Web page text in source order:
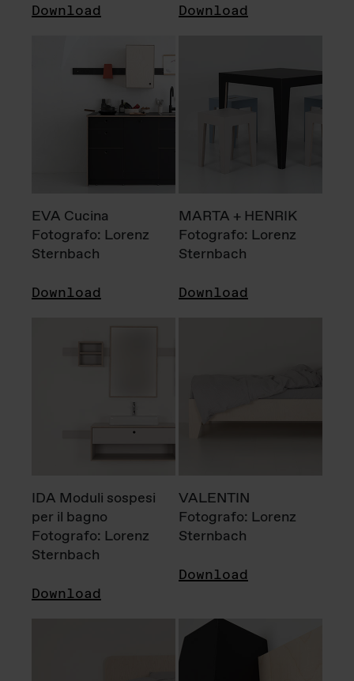
Download Download
EVA Cucina
Fotografo: Lorenz
Sternbach
Download
MARTA + HENRIK
Fotografo: Lorenz
Sternbach
Download
IDA Moduli sospesi
per il bagno
Fotografo: Lorenz
Sternbach
Download
VALENTIN
Fotografo: Lorenz
Sternbach
Download